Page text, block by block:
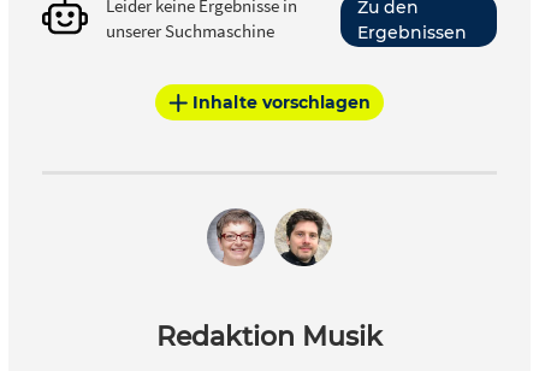
Leider keine Ergebnisse in
unserer Suchmaschine
Zu den
Ergebnissen
Inhalte vorschlagen
Redaktion Musik